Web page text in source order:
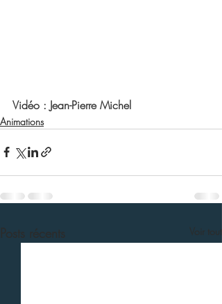
Vidéo : Jean-Pierre Michel
Animations
Posts récents Voir tout